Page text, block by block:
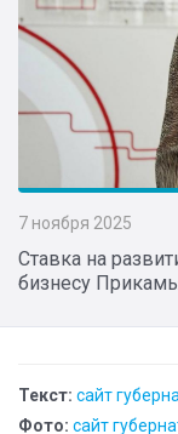
7 ноября 2025
Ставка на
бизнесу
Текст: сайт
Фото: сайт